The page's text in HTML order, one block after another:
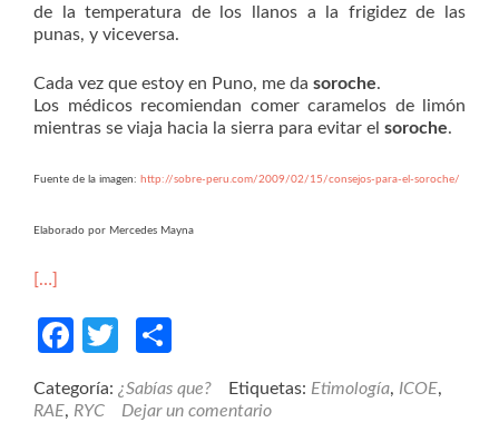
de la temperatura de los llanos a la frigidez de las
punas, y viceversa.
Cada vez que estoy en Puno, me da soroche.
Los médicos recomiendan comer caramelos de limón
mientras se viaja hacia la sierra para evitar el soroche.
Fuente de la imagen: http://sobre-peru.com/2009/02/15/consejos-para-el-soroche/
Elaborado por Mercedes Mayna
[…]
Facebook
Twitter
Categoría: ¿Sabías que? Etiquetas: Etimología, ICOE,
RAE, RYC Dejar un comentario